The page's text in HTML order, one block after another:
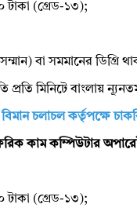
(গ্রেড-১৩);
বা সমমানের ডিগ্রি
প্রতি মিনিটে বাংলায়
চলাচল কর্তৃপক্ষে
কাম কম্পিউটার
(গ্রেড-১৩);